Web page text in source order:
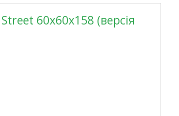
60х60х158 (версія